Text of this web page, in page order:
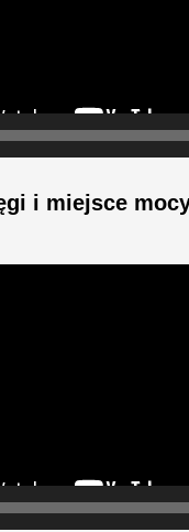
i miejsce